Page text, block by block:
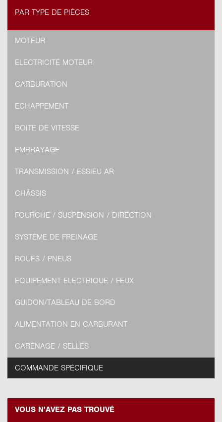
PAR TYPE DE PIÈCES
MOTEUR
ELECTRICITÉ MOTEUR
CARBURATION
ECHAPPEMENT
BOITE DE VITESSE
EMBRAYAGE
TRANSMISSION / ESSIEU AR
CHÂSSIS
FOURCHE / SUSPENSION / DIRECTION
SYSTÈME DE FREINAGE
ROUES / PNEUS
EQUIPEMENT ELECTRIQUE / FEUX
GUIDON/TABLEAU DE BORD
ALIMENTATION EN CARBURANT
CARÉNAGE / SELLES
COMMANDE SPÉCIFIQUE
VOUS N'AVEZ PAS TROUVÉ